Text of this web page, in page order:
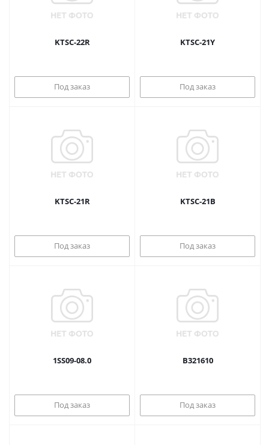
KTSC-22R
Под заказ
KTSC-21Y
Под заказ
KTSC-21R
Под заказ
KTSC-21B
Под заказ
1SS09-08.0
Под заказ
B321610
Под заказ